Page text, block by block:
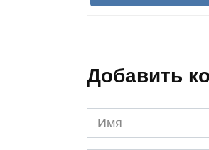
Добавить
Имя